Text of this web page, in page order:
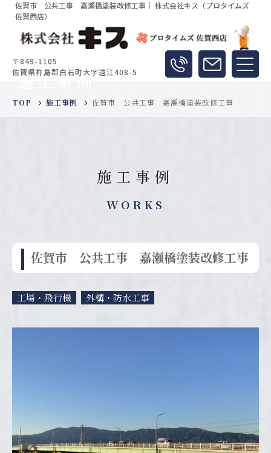
佐賀市 公共工事 嘉瀬橋塗装改修工事｜ 株式会社キス（プロタイムズ
佐賀西店）
〒849-1105
佐賀県杵島郡白石町大字遠江408-5
施工事例
TOP 施工事例 佐賀市 公共工事 嘉瀬橋塗装改修工事
施工事例
WORKS
佐賀市 公共工事 嘉瀬橋塗装改修工事
工場・飛行機 外構・防水工事